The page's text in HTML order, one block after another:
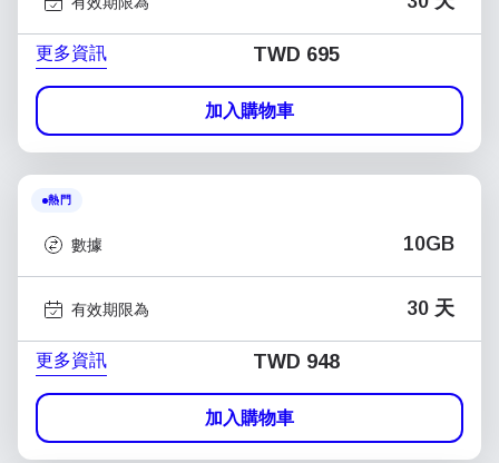
更多資訊 TWD 695
加入購物車
熱門
數據 10GB
有效期限為 30 天
更多資訊 TWD 948
加入購物車